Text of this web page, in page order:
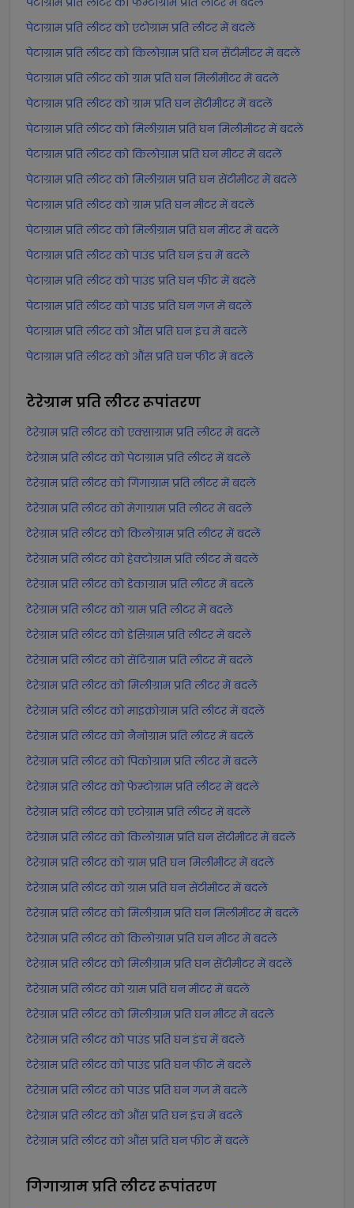
पेटाग्राम प्रति लीटर को एटोग्राम प्रति लीटर में बदलें
पेटाग्राम प्रति लीटर को किलोग्राम प्रति घन सेंटीमीटर में बदलें
पेटाग्राम प्रति लीटर को ग्राम प्रति घन मिलीमीटर में बदलें
पेटाग्राम प्रति लीटर को ग्राम प्रति घन सेंटीमीटर में बदलें
पेटाग्राम प्रति लीटर को मिलीग्राम प्रति घन मिलीमीटर में बदलें
पेटाग्राम प्रति लीटर को किलोग्राम प्रति घन मीटर में बदलें
पेटाग्राम प्रति लीटर को मिलीग्राम प्रति घन सेंटीमीटर में बदलें
पेटाग्राम प्रति लीटर को ग्राम प्रति घन मीटर में बदलें
पेटाग्राम प्रति लीटर को मिलीग्राम प्रति घन मीटर में बदलें
पेटाग्राम प्रति लीटर को पाउंड प्रति घन इंच में बदलें
पेटाग्राम प्रति लीटर को पाउंड प्रति घन फीट में बदलें
पेटाग्राम प्रति लीटर को पाउंड प्रति घन गज में बदलें
पेटाग्राम प्रति लीटर को औंस प्रति घन इंच में बदलें
पेटाग्राम प्रति लीटर को औंस प्रति घन फीट में बदलें
टेरेग्राम प्रति लीटररूपांतरण
टेरेग्राम प्रति लीटर को एक्साग्राम प्रति लीटर में बदलें
टेरेग्राम प्रति लीटर को पेटाग्राम प्रति लीटर में बदलें
टेरेग्राम प्रति लीटर को गिगाग्राम प्रति लीटर में बदलें
टेरेग्राम प्रति लीटर को मेगाग्राम प्रति लीटर में बदलें
टेरेग्राम प्रति लीटर को किलोग्राम प्रति लीटर में बदलें
टेरेग्राम प्रति लीटर को हेक्टोग्राम प्रति लीटर में बदलें
टेरेग्राम प्रति लीटर को डेकाग्राम प्रति लीटर में बदलें
टेरेग्राम प्रति लीटर को ग्राम प्रति लीटर में बदलें
टेरेग्राम प्रति लीटर को डेसिग्राम प्रति लीटर में बदलें
टेरेग्राम प्रति लीटर को सेंटिग्राम प्रति लीटर में बदलें
टेरेग्राम प्रति लीटर को मिलीग्राम प्रति लीटर में बदलें
टेरेग्राम प्रति लीटर को माइक्रोग्राम प्रति लीटर में बदलें
टेरेग्राम प्रति लीटर को नैनोग्राम प्रति लीटर में बदलें
टेरेग्राम प्रति लीटर को पिकोग्राम प्रति लीटर में बदलें
टेरेग्राम प्रति लीटर को फेम्टोग्राम प्रति लीटर में बदलें
टेरेग्राम प्रति लीटर को एटोग्राम प्रति लीटर में बदलें
टेरेग्राम प्रति लीटर को किलोग्राम प्रति घन सेंटीमीटर में बदलें
टेरेग्राम प्रति लीटर को ग्राम प्रति घन मिलीमीटर में बदलें
टेरेग्राम प्रति लीटर को ग्राम प्रति घन सेंटीमीटर में बदलें
टेरेग्राम प्रति लीटर को मिलीग्राम प्रति घन मिलीमीटर में बदलें
टेरेग्राम प्रति लीटर को किलोग्राम प्रति घन मीटर में बदलें
टेरेग्राम प्रति लीटर को मिलीग्राम प्रति घन सेंटीमीटर में बदलें
टेरेग्राम प्रति लीटर को ग्राम प्रति घन मीटर में बदलें
टेरेग्राम प्रति लीटर को मिलीग्राम प्रति घन मीटर में बदलें
टेरेग्राम प्रति लीटर को पाउंड प्रति घन इंच में बदलें
टेरेग्राम प्रति लीटर को पाउंड प्रति घन फीट में बदलें
टेरेग्राम प्रति लीटर को पाउंड प्रति घन गज में बदलें
टेरेग्राम प्रति लीटर को औंस प्रति घन इंच में बदलें
टेरेग्राम प्रति लीटर को औंस प्रति घन फीट में बदलें
गिगाग्राम प्रति लीटररूपांतरण